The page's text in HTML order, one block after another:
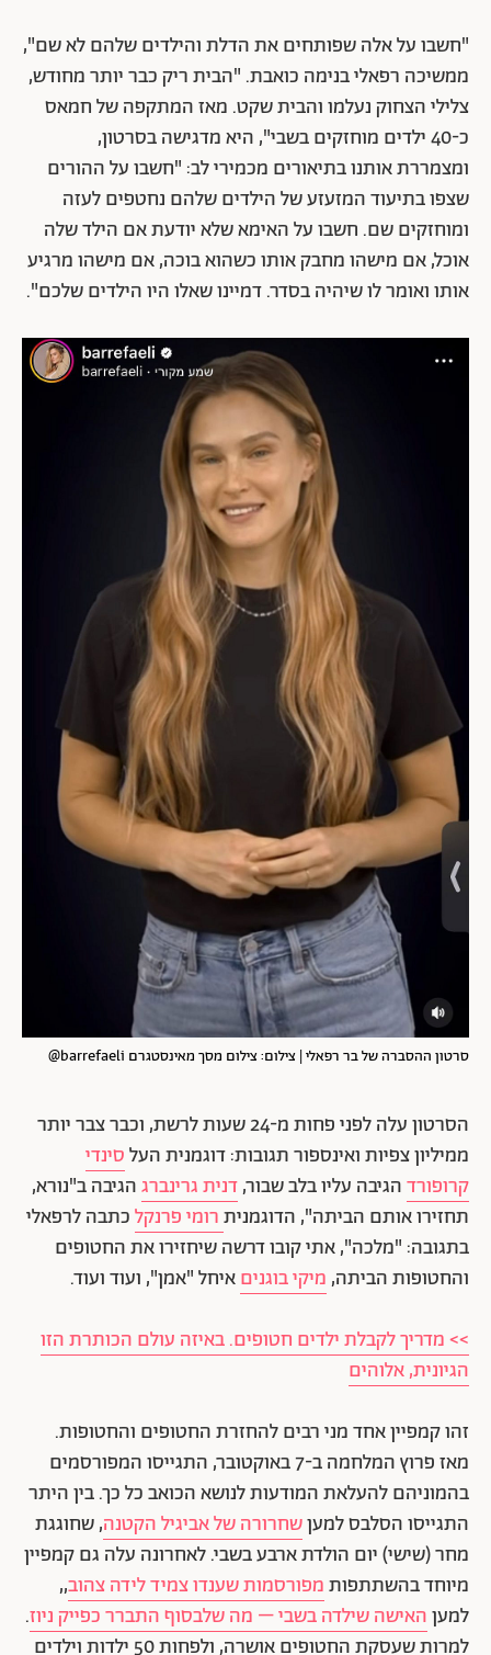
"חשבו על אלה שפותחים את הדלת והילדים שלהם לא שם",
ממשיכה רפאלי בנימה כואבת. "הבית ריק כבר יותר מחודש,
צלילי הצחוק נעלמו והבית שקט. מאז המתקפה של חמאס
כ-40 ילדים מוחזקים בשבי", היא מדגישה בסרטון,
ומצמררת אותנו בתיאורים מכמירי לב: "חשבו על ההורים
שצפו בתיעוד המזעזע של הילדים שלהם נחטפים לעזה
ומוחזקים שם. חשבו על האימא שלא יודעת אם הילד שלה
אוכל, אם מישהו מחבק אותו כשהוא בוכה, אם מישהו מרגיע
אותו ואומר לו שיהיה בסדר. דמיינו שאלו היו הילדים שלכם".
סרטון ההסברה של בר רפאלי | צילום: צילום מסך מאינסטגרם barrefaeli@
הסרטון עלה לפני פחות מ-24 שעות לרשת, וכבר צבר יותר
ממיליון צפיות ואינספור תגובות: דוגמנית העלסינדי
קרופורדהגיבה עליו בלב שבור,דנית גרינברגהגיבה ב"נורא,
תחזירו אותם הביתה", הדוגמניתרומי פרנקלכתבה לרפאלי
בתגובה: "מלכה", אתי קובו דרשה שיחזירו את החטופים
והחטופות הביתה,מיקי בוגניםאיחל "אמן", ועוד ועוד.
>> מדריך לקבלת ילדים חטופים. באיזה עולם הכותרת הזו
הגיונית, אלוהים
זהו קמפיין אחד מני רבים להחזרת החטופים והחטופות.
מאז פרוץ המלחמה ב-7 באוקטובר, התגייסו המפורסמים
בהמוניהם להעלאת המודעות לנושא הכואב כל כך. בין היתר
התגייסו הסלבס למעןשחרורה של אביגיל הקטנה, שחוגגת
מחר (שישי) יום הולדת ארבע בשבי. לאחרונה עלה גם קמפיין
מיוחד בהשתתפותמפורסמות שענדו צמיד לידה צהוב,,
למעןהאישה שילדה בשבי – מה שלבסוף התברר כפייק ניוז.
למרות שעסקת החטופים אושרה, ולפחות 50 ילדות וילדים